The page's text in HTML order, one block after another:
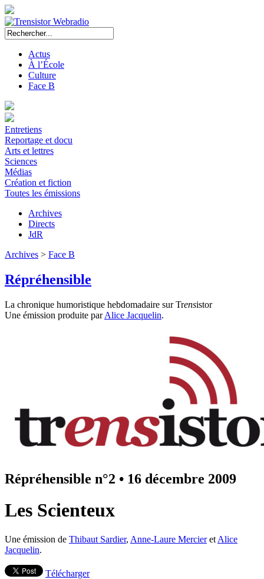
Actus
À l’École
Culture
Face B
Entretiens
Reportage et docu
Arts et lettres
Sciences
Médias
Création et fiction
Toutes les émissions
Archives
Directs
JdR
Archives > Face B
Répréhensible
La chronique humoristique hebdomadaire sur Trensistor
Une émission produite parAlice Jacquelin.
Répréhensible n°2 • 16 décembre 2009
Les Scienteux
Une émission de Thibaut Sardier, Anne-Laure Mercieret Alice
Jacquelin.
Télécharger